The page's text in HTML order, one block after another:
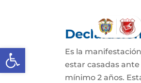
Abrir barra de herramientas
Es la
estar casadas
mínimo 2 años.